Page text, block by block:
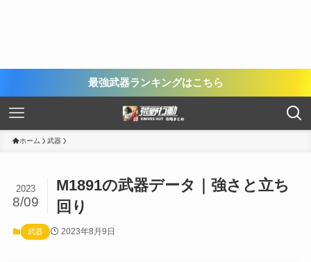
最強武器ランキングはこちら
ホーム 武器
M1891の武器データ｜強さと立ち
回り
2023
8/09
武器 2023年8月9日